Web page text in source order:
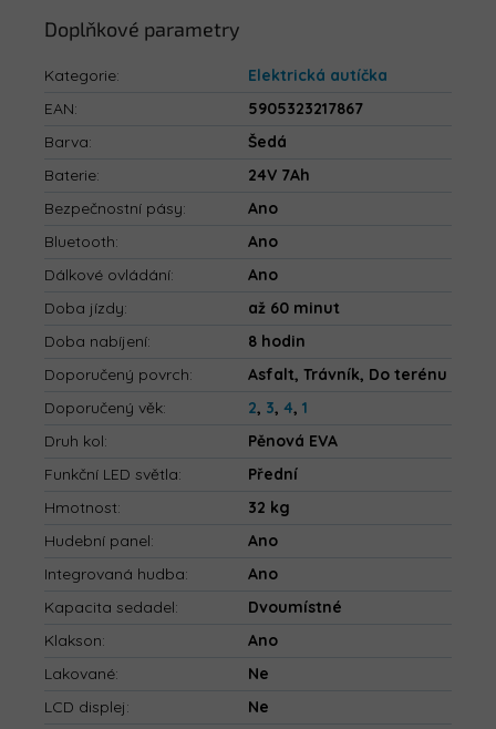
Doplňkové parametry
Kategorie:
Elektrická autíčka
EAN:
5905323217867
Barva:
Šedá
Baterie:
24V 7Ah
Bezpečnostní pásy:
Ano
Bluetooth:
Ano
Dálkové ovládání:
Ano
Doba jízdy:
až 60 minut
Doba nabíjení:
8 hodin
Doporučený povrch:
Asfalt, Trávník, Do terénu
Doporučený věk: 2, 3, 4, 1
Druh kol:
Pěnová EVA
Funkční LED světla:
Přední
Hmotnost:
32 kg
Hudební panel:
Ano
Integrovaná hudba:
Ano
Kapacita sedadel:
Dvoumístné
Klakson:
Ano
Lakované:
Ne
LCD displej:
Ne